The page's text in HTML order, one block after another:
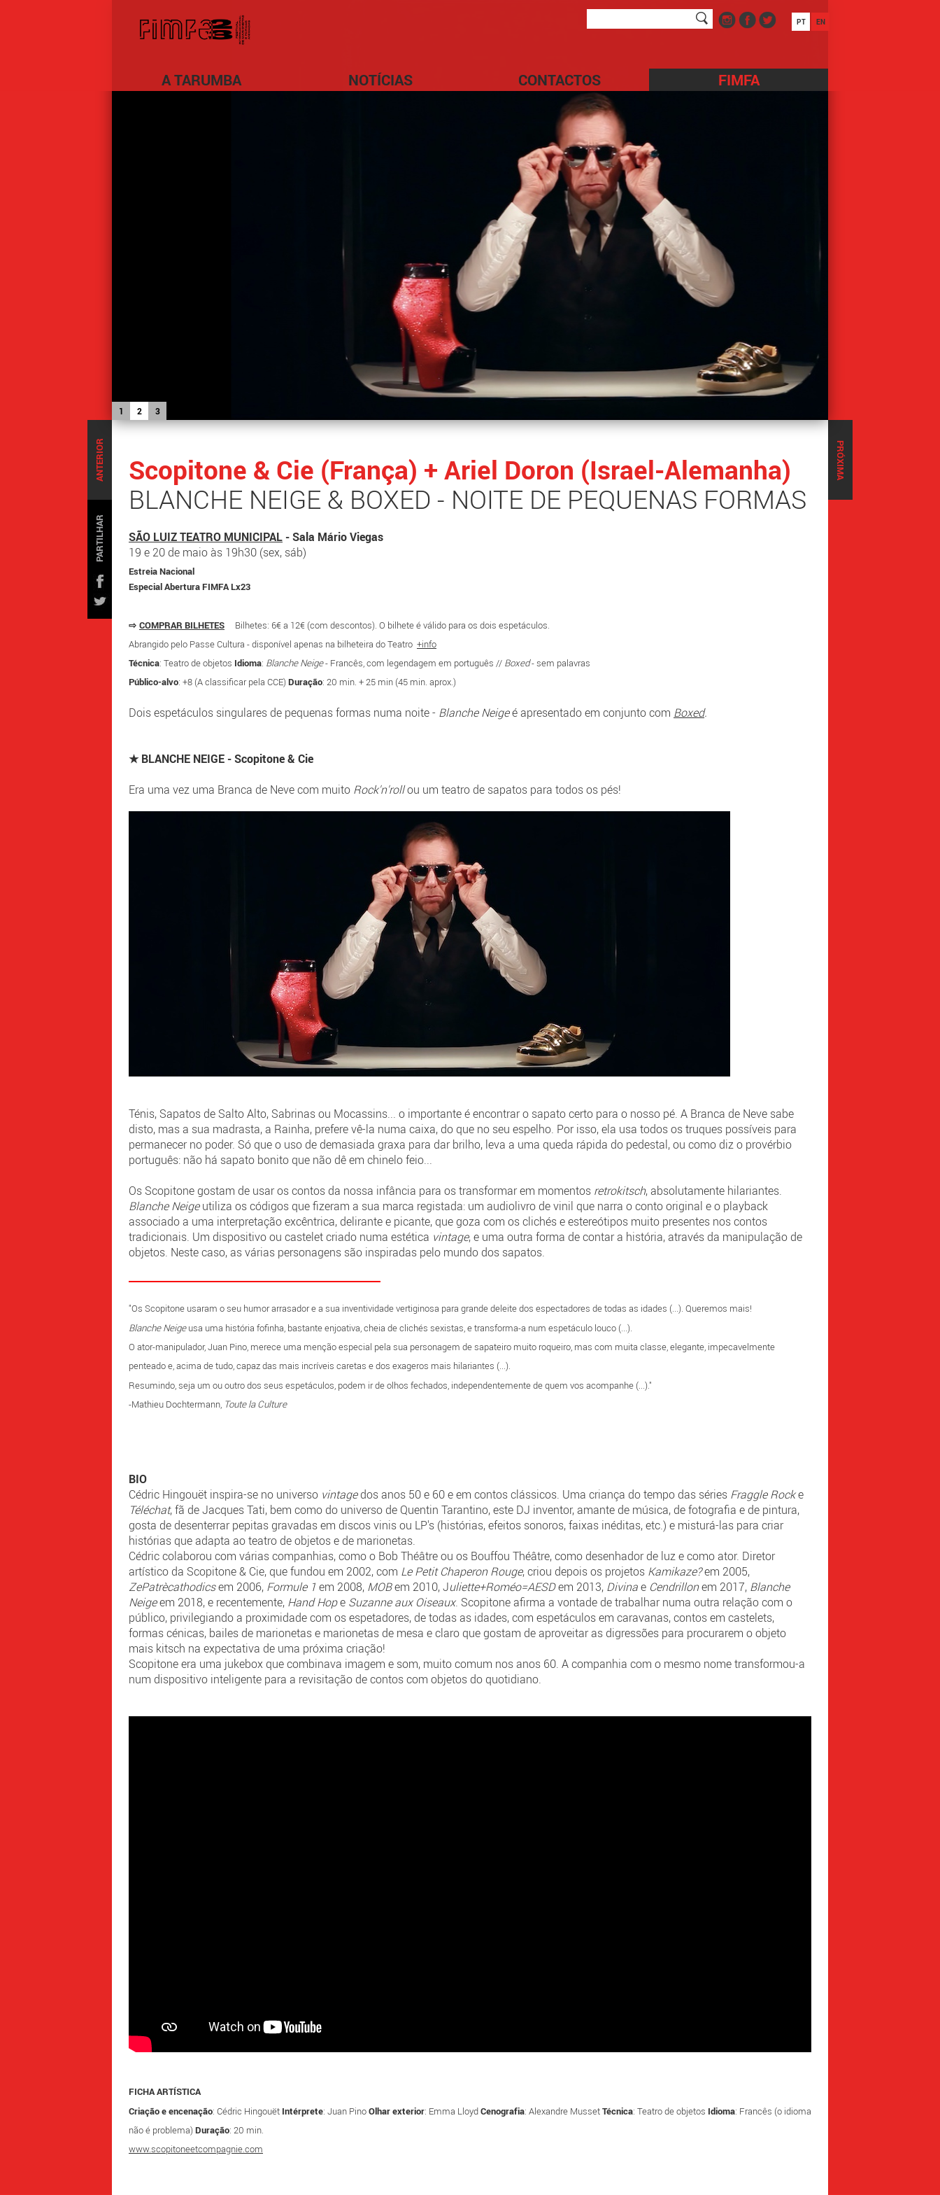
A TARUMBA NOTÍCIAS CONTACTOS FIMFA
PT EN
1 2 3
PRÓXIMA
ANTERIOR
PARTILHAR
Scopitone & Cie (França) + Ariel Doron (Israel-Alemanha)
BLANCHE NEIGE & BOXED - NOITE DE PEQUENAS FORMAS
SÃO LUIZ TEATRO MUNICIPAL - Sala Mário Viegas
19 e 20 de maio às 19h30 (sex, sáb)
Estreia Nacional
Especial Abertura FIMFA Lx23
⇨ COMPRAR BILHETES
Bilhetes: 6€ a 12€ (com descontos). O bilhete é válido para os dois espetáculos.
Abrangido pelo Passe Cultura - disponível apenas na bilheteira do Teatro +info
Técnica: Teatro de objetos Idioma: Blanche Neige- Francês, com legendagem em português // Boxed- sem palavras
Público-alvo: +8 (A classificar pela CCE)Duração: 20 min. + 25 min (45 min. aprox.)
Dois espetáculos singulares de pequenas formas numa noite - Blanche Neigeé apresentado em conjunto com Boxed.
★ BLANCHE NEIGE - Scopitone & Cie
Era uma vez uma Branca de Neve com muito Rock'n'rollou um teatro de sapatos para todos os pés!
Ténis, Sapatos de Salto Alto, Sabrinas ou Mocassins... o importante é encontrar o sapato certo para o nosso pé. A Branca de Neve sabe
disto, mas a sua madrasta, a Rainha, prefere vê-la numa caixa, do que no seu espelho. Por isso, ela usa todos os truques possíveis para
permanecer no poder. Só que o uso de demasiada graxa para dar brilho, leva a uma queda rápida do pedestal, ou como diz o provérbio
português: não há sapato bonito que não dê em chinelo feio...
Os Scopitone gostam de usar os contos da nossa infância para os transformar em momentos retrokitsch, absolutamente hilariantes.
Blanche Neigeutiliza os códigos que fizeram a sua marca registada: um audiolivro de vinil que narra o conto original e o playback
associado a uma interpretação excêntrica, delirante e picante, que goza com os clichés e estereótipos muito presentes nos contos
tradicionais. Um dispositivo ou castelet criado numa estética vintage, e uma outra forma de contar a história, através da manipulação de
objetos. Neste caso, as várias personagens são inspiradas pelo mundo dos sapatos.
"Os Scopitone usaram o seu humor arrasador e a sua inventividade vertiginosa para grande deleite dos espectadores de todas as idades (...). Queremos mais!
Blanche Neigeusa uma história fofinha, bastante enjoativa, cheia de clichés sexistas, e transforma-a num espetáculo louco (...).
O ator-manipulador, Juan Pino, merece uma menção especial pela sua personagem de sapateiro muito roqueiro, mas com muita classe, elegante, impecavelmente
penteado e, acima de tudo, capaz das mais incríveis caretas e dos exageros mais hilariantes (...).
Resumindo, seja um ou outro dos seus espetáculos, podem ir de olhos fechados, independentemente de quem vos acompanhe (...)."
-Mathieu Dochtermann, Toute la Culture
BIO
Cédric Hingouët inspira-se no universo vintagedos anos 50 e 60 e em contos clássicos. Uma criança do tempo das séries Fraggle Rocke
Téléchat, fã de Jacques Tati, bem como do universo de Quentin Tarantino, este DJ inventor, amante de música, de fotografia e de pintura,
gosta de desenterrar pepitas gravadas em discos vinis ou LP's (histórias, efeitos sonoros, faixas inéditas, etc.) e misturá-las para criar
histórias que adapta ao teatro de objetos e de marionetas.
Cédric colaborou com várias companhias, como o Bob Théâtre ou os Bouffou Théâtre, como desenhador de luz e como ator. Diretor
artístico da Scopitone & Cie, que fundou em 2002, com Le Petit Chaperon Rouge, criou depois os projetos Kamikaze?em 2005,
ZePatrècathodicsem 2006, Formule 1 em 2008, MOBem 2010, Juliette+Roméo=AESDem 2013, Divinae Cendrillonem 2017, Blanche
Neigeem 2018, e recentemente, Hand Hope Suzanne aux Oiseaux. Scopitone afirma a vontade de trabalhar numa outra relação com o
público, privilegiando a proximidade com os espetadores, de todas as idades, com espetáculos em caravanas, contos em castelets,
formas cénicas, bailes de marionetas e marionetas de mesa e claro que gostam de aproveitar as digressões para procurarem o objeto
mais kitsch na expectativa de uma próxima criação!
Scopitone era uma jukebox que combinava imagem e som, muito comum nos anos 60. A companhia com o mesmo nome transformou-a
num dispositivo inteligente para a revisitação de contos com objetos do quotidiano.
FICHA ARTÍSTICA
Criação e encenação: Cédric Hingouët Intérprete: Juan PinoOlhar exterior: Emma LloydCenografia: Alexandre MussetTécnica: Teatro de objetos Idioma: Francês (o idioma
não é problema)Duração: 20 min.
www.scopitoneetcompagnie.com